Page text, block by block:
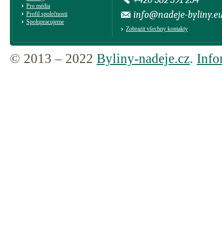
Pro média
Profil společnosti
Spolupracujeme
info@nadeje-
Zobrazit všechny kontakty
© 2013 – 2022 Byliny-nadeje.cz.